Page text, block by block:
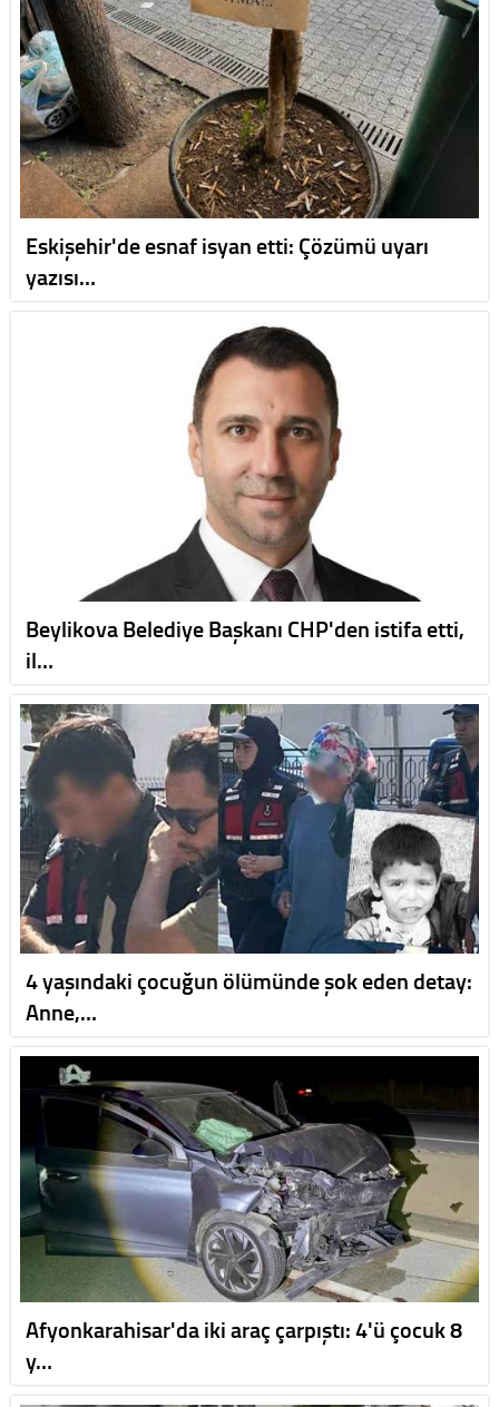
Eskişehir'de esnaf isyan etti: Çözümü uyarı
yazısı…
Beylikova Belediye Başkanı CHP'den istifa etti,
il…
4 yaşındaki çocuğun ölümünde şok eden detay:
Anne,…
Afyonkarahisar'da iki araç çarpıştı: 4'ü çocuk 8
y…